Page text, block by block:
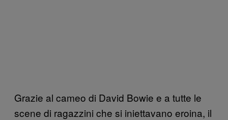
Grazie al cameo di David Bowie e a tutte le
scene di ragazzini che si iniettavano eroina, il